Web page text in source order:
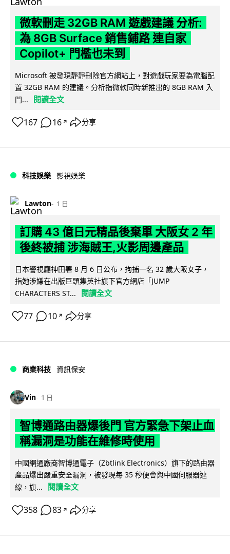
微軟刪走 32GB RAM 遊戲建議 分析:
為 8GB Surface 銷售鋪路 連自家
Copilot+ 門檻也未到
Microsoft 被發現靜靜刪除官方網站上，對遊戲玩家要為電腦配
置 32GB RAM 的建議。分析指微軟同時新推出的 8GB RAM 入
門...
閱讀全文
167 16 ↗ 分享
科技娛樂 影視娛樂
Lawton 1 日
訂購 43 億日元精品後棄單 大阪女 2 年
後終被捕 涉海賊王,火影周邊產品
日本警視廳神田署 8 月 6 日公布，拘捕一名 32 歲大阪女子，
指她涉嫌在出版巨頭集英社旗下官方網店「JUMP
CHARACTERS ST...
閱讀全文
77 10 ↗ 分享
商業科技 資訊保安
Vin 1 日
智博通路由器爆後門 官方緊急下架止血
稱漏洞是功能在維修時使用
中國網通廠商智博通電子（Zbtlink Electronics）旗下的路由器
產品爆出嚴重安全漏洞，被發現每 35 秒便會與中國伺服器連
線，旗...
閱讀全文
358 83 ↗ 分享